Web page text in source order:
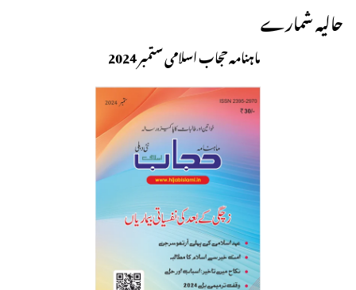
حالیہ شمارے
ماہنامہ حجاب اسلامی ستمبر 2024